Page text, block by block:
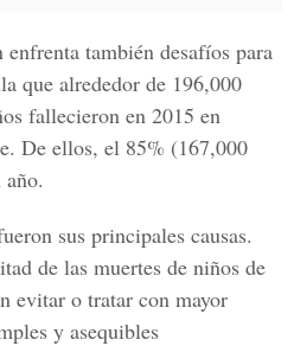
también desafíos para
que alrededor de 196,000
fallecieron en 2015 en
De ellos, el 85% (167,000
sus principales causas.
de las muertes de niños de
evitar o tratar con mayor
y asequibles